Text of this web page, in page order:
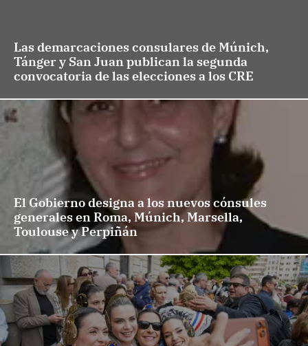
Las demarcaciones consulares de Múnich,
Tánger y San Juan publican la segunda
convocatoria de las elecciones a los CRE
El Gobierno designa a los nuevos cónsules
generales en Roma, Múnich, Marsella,
Toulouse y Perpiñán